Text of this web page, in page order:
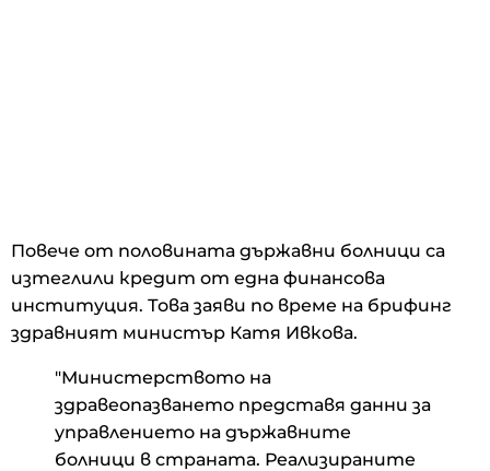
Повече от половината държавни болници са
изтеглили кредит от една финансова
институция. Това заяви по време на брифинг
здравният министър Катя Ивкова.
"Министерството на
здравеопазването представя данни за
управлението на държавните
болници в страната. Реализираните